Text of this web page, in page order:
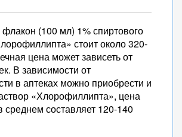
(100 мл) 1% спиртового
стоит около 320-
цена может зависеть от
В зависимости от
в аптеках можно приобрести и
«Хлорофиллипта», цена
среднем составляет 120-140